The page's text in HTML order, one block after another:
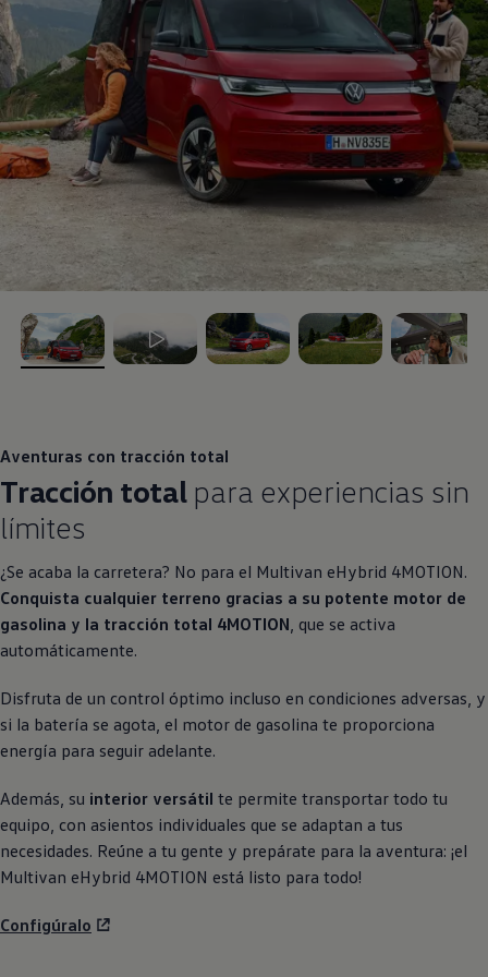
, 1 de 5
Aventuras con tracción total
Tracción total para experiencias sin
límites
¿Se acaba la carretera? No para el Multivan eHybrid 4MOTION.
Conquista cualquier terreno gracias a su potente motor de
gasolina y la tracción total 4MOTION , que se activa
automáticamente.
Disfruta de un control óptimo incluso en condiciones adversas, y
si la batería se agota, el motor de gasolina te proporciona
energía para seguir adelante.
Además, su interior versátil te permite transportar todo tu
equipo, con asientos individuales que se adaptan a tus
necesidades. Reúne a tu gente y prepárate para la aventura: ¡el
Multivan eHybrid 4MOTION está listo para todo!
Configúralo